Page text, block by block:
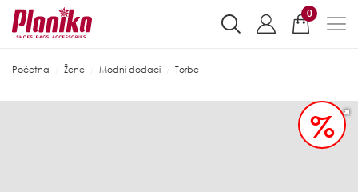
0
Početna Žene Modni dodaci Torbe
%